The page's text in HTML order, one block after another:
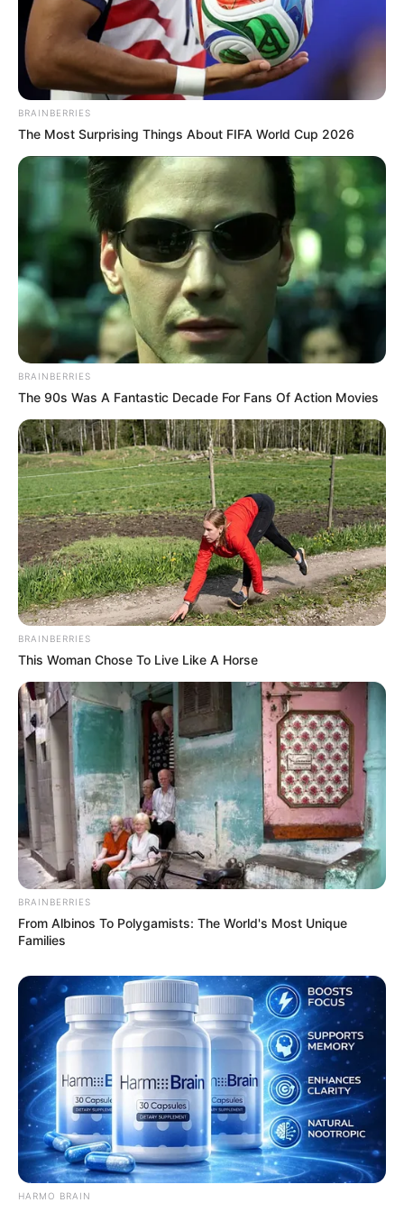
Η
τεχνολογίααυτή δεν περιορίζεται μόνο στην
τροφοδοσία του επίγειου δικτύου, αλλά μπορεί να
λειτουργήσει ως “διαστημικός σταθμός φόρτισης”,
τροφοδοτώντας δορυφόρους εν πτήσει και μειώνοντας
δραστικά το μέγεθος των μπαταριών που απαιτείται να
Τα τεχνικά χαρακτηριστικά της
ασύρματης μετάδοσης
Στις πρόσφατες δοκιμές του 2026, το σύστημα πέτυχε
απόδοση μετάδοσης 20,8% (DC-to-DC). Η εγκατάσταση
του Πανεπιστημίου Xidian μετέδωσε επιτυχώς ισχύ 1180
Watt σε απόσταση άνω των 100 μέτρων προς
πολλαπλούς κινούμενους στόχους, διατηρώντας
απόδοση συλλογής δέσμης στο 88,0%.
Απόδοση DC-to-DC:
Ισχύς Εξόδου:1.180 Watt
Απόσταση Μετάδοσης:>100 μέτρα (με
δυνατότητα κλιμάκωσης)
Απόδοση Συλλογής Δέσμης:88,0%
Στόχευση:Ταυτόχρονη παροχή ενέργειας σε
πολλαπλούς κινούμενους στόχους.
Το κέντρο δοκιμών διαθέτει έναν πύργο ύψους 75
μέτρων στην πόλη Xi’an, ο οποίος ολοκληρώθηκε το
2022 και αποτελεί την πρώτη εγκατάσταση επαλήθευσης
πλήρους αλυσίδας στον κόσμο. Εκεί ελέγχεται
λήψη. Η μεγαλύτερη τεχνική πρόκληση που ξεπεράστηκε
πρόσφατα ήταν η εστίαση της δέσμης μικροκυμάτων με
ακρίβεια χιλιοστού, προκειμένου να ελαχιστοποιηθούν
οι απώλειες και να αποφευχθούν περιβαλλοντικοί
κίνδυνοι ή ατυχήματα με διερχόμενα αεροσκάφη. Η
ικανότητα τροφοδότησης πολλαπλών κινούμενων
στόχων από έναν μόνο πομπό ανοίγει τον δρόμο για τη
χρήση του συστήματος από σμήνη δορυφόρων ή
αυτόνομα εναέρια οχήματα.
BRAINBERRIES
The Most Surprising Things About FIFA World Cup 2026
BRAINBERRIES
The 90s Was A Fantastic Decade For Fans Of Action Movies
BRAINBERRIES
This Woman Chose To Live Like A Horse
BRAINBERRIES
From Albinos To Polygamists: The World's Most Unique
Families
HARMO BRAIN